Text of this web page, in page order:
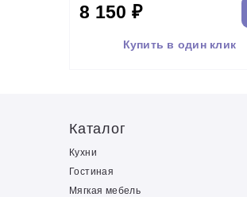
8 150 ₽
Купить в один клик
Каталог
Кухни
Гостиная
Мягкая мебель